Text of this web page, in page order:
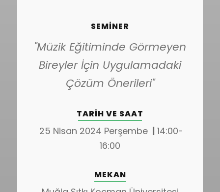
SEMİNER
"Müzik Eğitiminde Görmeyen
Bireyler İçin Uygulamadaki
Çözüm Önerileri"
TARIH VE SAAT
25 Nisan 2024 Perşembe
14:00-
16:00
MEKAN